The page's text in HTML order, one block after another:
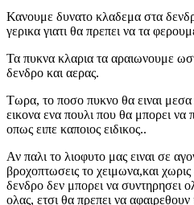
Κανουμε δυνατο κλαδεμα στα
γερικα γιατι θα πρεπει να τα
Τα πυκνα κλαρια τα αραιωνουμε
δενδρο και αερας.
Τωρα, το ποσο πυκνο θα ειναι
εικονα ενα πουλι που θα μπορει να
οπως ειπε καποιος ειδικος..
Αν παλι το λιοφυτο μας ειναι σε
βροχοπτωσεις το χειμωνα,και
δενδρο δεν μπορει να συντηρησει
ολας, ετσι θα πρεπει να